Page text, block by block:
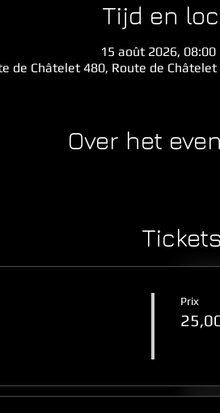
Tijd en
15 août 2026, 08:00
de Châtelet 480, Route de
Over het
Tickets
Prix